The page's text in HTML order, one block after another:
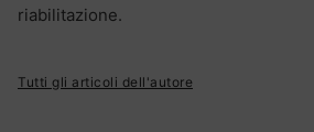
riabilitazione.
Tutti gli articoli dell'autore